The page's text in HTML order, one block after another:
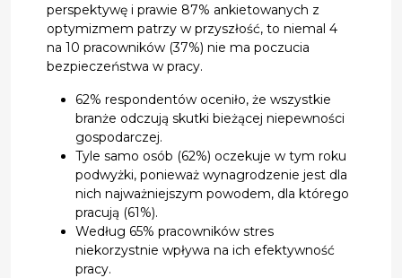
perspektywę i prawie 87% ankietowanych z
optymizmem patrzy w przyszłość, to niemal 4
na 10 pracowników (37%) nie ma poczucia
bezpieczeństwa w pracy.
62% respondentów oceniło, że wszystkie
branże odczują skutki bieżącej niepewności
gospodarczej.
Tyle samo osób (62%) oczekuje w tym roku
podwyżki, ponieważ wynagrodzenie jest dla
nich najważniejszym powodem, dla którego
pracują (61%).
Według 65% pracowników stres
niekorzystnie wpływa na ich efektywność
pracy.